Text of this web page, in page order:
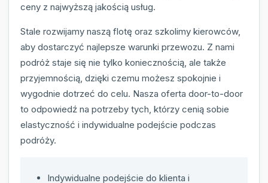
ceny z najwyższą jakością usług.
Stale rozwijamy naszą flotę oraz szkolimy kierowców,
aby dostarczyć najlepsze warunki przewozu. Z nami
podróż staje się nie tylko koniecznością, ale także
przyjemnością, dzięki czemu możesz spokojnie i
wygodnie dotrzeć do celu. Nasza oferta door-to-door
to odpowiedź na potrzeby tych, którzy cenią sobie
elastyczność i indywidualne podejście podczas
podróży.
Indywidualne podejście do klienta i